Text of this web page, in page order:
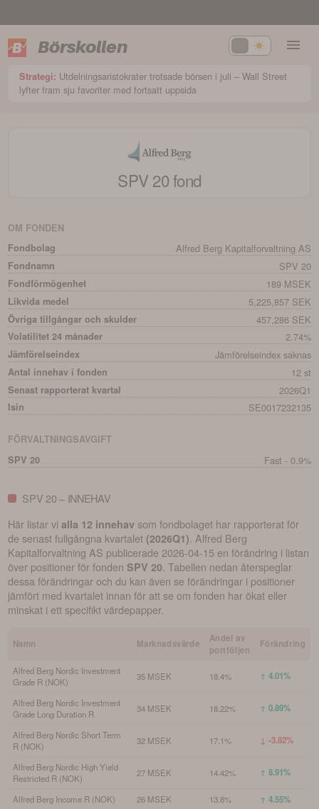
Börskollen
Strategi: Utdelningsaristokrater trotsade börsen i juli – Wall Street
lyfter fram sju favoriter med fortsatt uppsida
SPV 20fond
OM FONDEN
Fondbolag
Alfred Berg Kapitalforvaltning AS
Fondnamn SPV 20
Fondförmögenhet 189 MSEK
Likvida medel 5,225,857 SEK
Övriga tillgångar och skulder 457,286 SEK
Volatilitet 24 månader 2.74%
Jämförelseindex Jämförelseindex saknas
Antal innehav i fonden 12 st
Senast rapporterat kvartal 2026Q1
Isin SE0017232135
FÖRVALTNINGSAVGIFT
SPV 20
Fast - 0.9%
SPV 20 – INNEHAV
Här listar vialla 12 innehav som fondbolaget har rapporterat för
de senast fullgångna kvartalet (2026Q1).Alfred Berg
Kapitalforvaltning AS publicerade2026-04-15 en förändring i listan
över positioner för fonden SPV 20. Tabellen nedan återspeglar
dessa förändringar och du kan även se förändringar i positioner
jämfört med kvartalet innan för att se om fonden har ökat eller
minskat i ett specifikt värdepapper.
Namn Marknadsvärde
Andel av
portföljen
Förändring
Alfred Berg Nordic Investment
Grade R (NOK)
35 MSEK 18.4% ↑ 4.01%
Alfred Berg Nordic Investment
Grade Long Duration R
34 MSEK 18.22% ↑ 0.89%
Alfred Berg Nordic Short Term
R (NOK)
32 MSEK 17.1% ↓ -3.82%
Alfred Berg Nordic High Yield
Restricted R (NOK)
27 MSEK 14.42% ↑ 8.91%
Alfred Berg Income R (NOK) 26 MSEK 13.8% ↑ 4.55%